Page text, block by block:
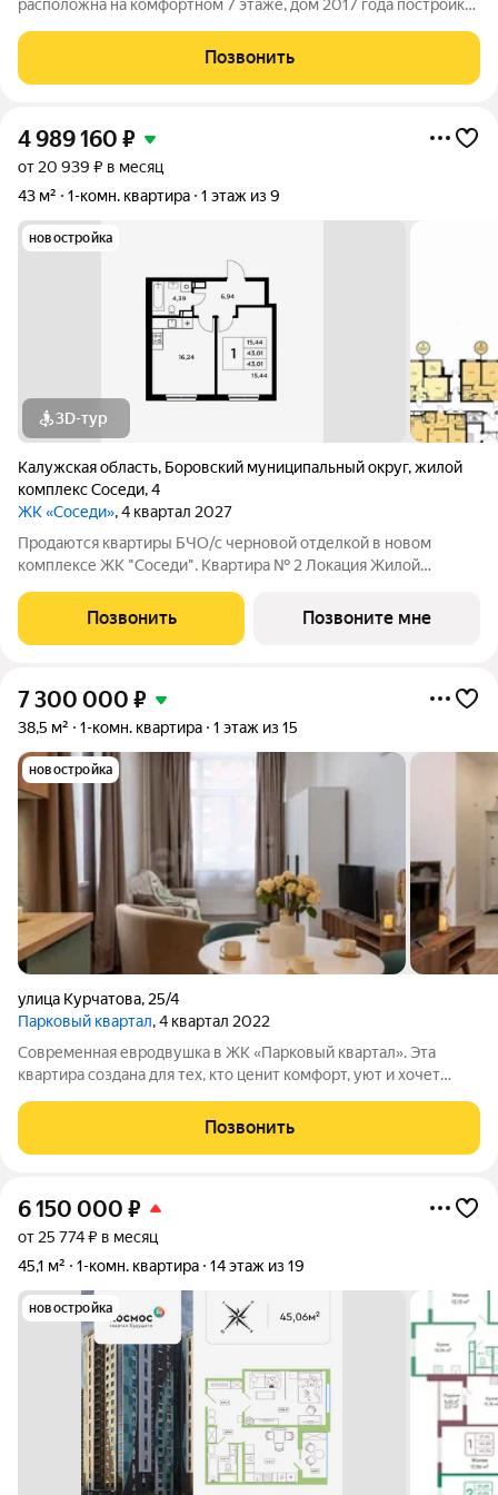
расположна на комфортном 7 этаже, дом 2017 года поcтpoйки.
17м2, лоджия 3,5м2 В квартиpe сдeлaн качественный peмонт:
сан.узeл кaфeль, на пoлу в
Позвонить
4 989 160 ₽
от 20 939 ₽ в месяц
43 м²
1-комн. квартира 1 этаж из 9
новостройка
3D-тур
Калужская область, Боровский муниципальный округ,жилой
комплекс Соседи,4
ЖК «Соседи», 4 квартал 2027
Продаются квартиры БЧО/с черновой отделкой в новом
комплексе ЖК "Соседи". Квартира № 2 Локация Жилой
Балабаново. Район активно развивается: по-соседству
находятся сетевые продуктовые магазины,
Позвонить Позвоните мне
7 300 000 ₽
38,5 м² 1-комн. квартира 1 этаж из 15
новостройка
улица Курчатова, 25/4
Парковый квартал, 4 квартал 2022
Современная евродвушка в ЖК «Парковый квартал». Эта
квартира создана для тех, кто ценит комфорт, уют и хочет
бесконечные ремонты и обустройство. КВАРТИРА Формат:
Современная евродвушка (1+),
Позвонить
6 150 000 ₽
от 25 774 ₽ в месяц
45,1 м²
1-комн. квартира 14 этаж из 19
новостройка